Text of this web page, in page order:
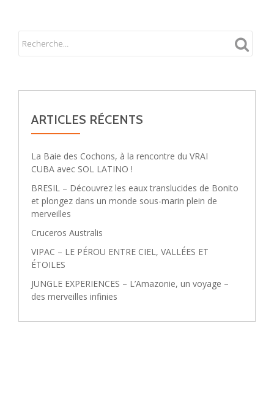
ARTICLES RÉCENTS
La Baie des Cochons, à la rencontre du VRAI
CUBA avec SOL LATINO !
BRESIL – Découvrez les eaux translucides de Bonito
et plongez dans un monde sous-marin plein de
merveilles
Cruceros Australis
VIPAC – LE PÉROU ENTRE CIEL, VALLÉES ET
ÉTOILES
JUNGLE EXPERIENCES – L’Amazonie, un voyage –
des merveilles infinies